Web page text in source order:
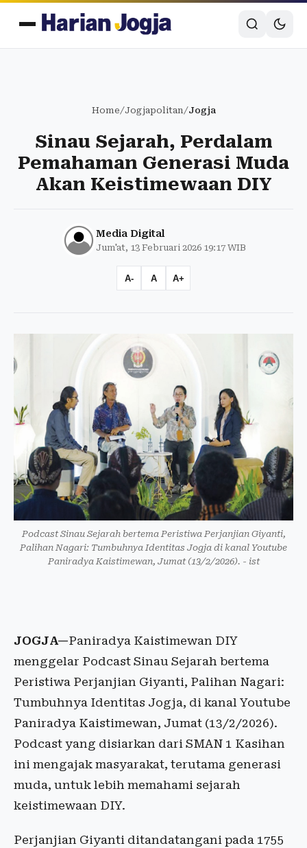
Home/Jogjapolitan/Jogja
Sinau Sejarah, Perdalam
Pemahaman Generasi Muda
Akan Keistimewaan DIY
Media Digital
Jum'at, 13 Februari 2026 19:17 WIB
A- A A+
Podcast Sinau Sejarah bertema Peristiwa Perjanjian Giyanti,
Palihan Nagari: Tumbuhnya Identitas Jogja di kanal Youtube
Paniradya Kaistimewan, Jumat (13/2/2026). - ist
JOGJA—Paniradya Kaistimewan DIY
menggelar Podcast Sinau Sejarah bertema
Peristiwa Perjanjian Giyanti, Palihan Nagari:
Tumbuhnya Identitas Jogja, di kanal Youtube
Paniradya Kaistimewan, Jumat (13/2/2026).
Podcast yang disiarkan dari SMAN 1 Kasihan
ini mengajak masyarakat, terutama generasi
muda, untuk lebih memahami sejarah
keistimewaan DIY.
Perjanjian Giyanti ditandatangani pada 1755